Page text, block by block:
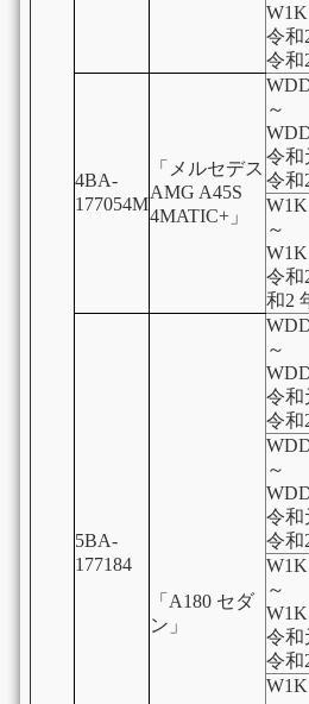
令和
令和
4BA-
177054M
「メルセデス
AMG A45S
4MATIC+」
～
令和
令和
～
令和
和2
5BA-
177184
「A180 セダ
ン」
～
令和
令和
～
令和
令和
～
令和
令和